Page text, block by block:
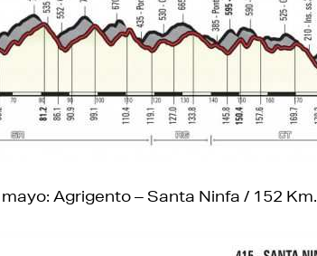
Agrigento – Santa Ninfa / 152 Km.